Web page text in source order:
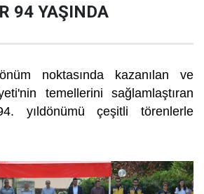
94 YAŞINDA
noktasında kazanılan ve
temellerini sağlamlaştıran
yıldönümü çeşitli törenlerle